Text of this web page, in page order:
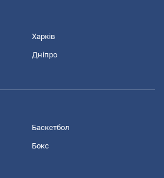
Харків
Дніпро
Баскетбол
Бокс